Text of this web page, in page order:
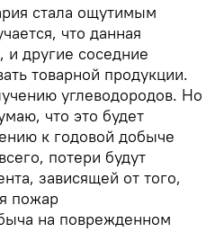
стала ощутимым
что данная
другие соседние
товарной продукции.
углеводородов. Но
что это будет
к годовой добыче
потери будут
зависящей от того,
пожар
на поврежденном